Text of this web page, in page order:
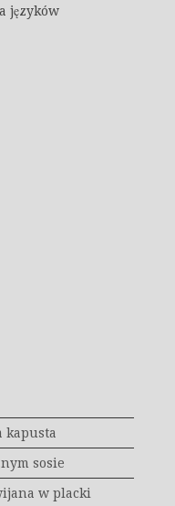
języków
kapusta
sosie
w placki